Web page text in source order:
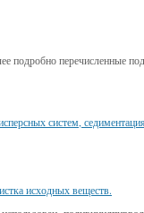
подробно перечисленные
систем,
исходных веществ.